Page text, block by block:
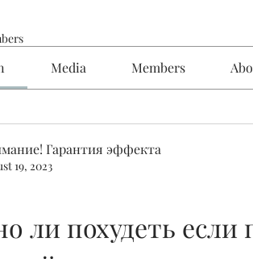
Media Members
Гарантия эффекта
19, 2023
ли похудеть если